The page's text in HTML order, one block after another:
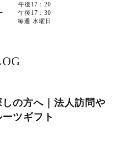
後17：20
ー 午後17：30
週 水曜日
の方へ｜法人訪問や
ツギフト